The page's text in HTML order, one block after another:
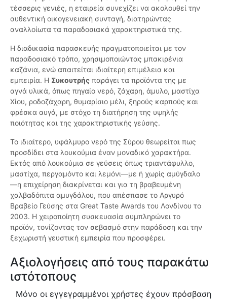
τέσσερις γενιές, η εταιρεία συνεχίζει να ακολουθεί την
αυθεντική οικογενειακή συνταγή, διατηρώντας
αναλλοίωτα τα παραδοσιακά χαρακτηριστικά της.
Η διαδικασία παρασκευής πραγματοποιείται με τον
παραδοσιακό τρόπο, χρησιμοποιώντας μπακιρένια
καζάνια, ενώ απαιτείται ιδιαίτερη επιμέλεια και
εμπειρία. Η Συκουτρής παράγει τα προϊόντα της με
αγνά υλικά, όπως πηγαίο νερό, ζάχαρη, άμυλο, μαστίχα
Χίου, ροδοζάχαρη, θυμαρίσιο μέλι, ξηρούς καρπούς και
φρέσκα αυγά, με στόχο τη διατήρηση της υψηλής
ποιότητας και της χαρακτηριστικής γεύσης.
Το ιδιαίτερο, υφάλμυρο νερό της Σύρου θεωρείται πως
προσδίδει στα λουκούμια έναν μοναδικό χαρακτήρα.
Εκτός από λουκούμια σε γεύσεις όπως τριαντάφυλλο,
μαστίχα, περγαμόντο και λεμόνι—με ή χωρίς αμύγδαλο
—η επιχείρηση διακρίνεται και για τη βραβευμένη
χαλβαδόπιτα αμυγδάλου, που απέσπασε το Αργυρό
Βραβείο Γεύσης στα Great Taste Awards του Λονδίνου το
2003. Η χειροποίητη συσκευασία συμπληρώνει το
προϊόν, τονίζοντας τον σεβασμό στην παράδοση και την
ξεχωριστή γευστική εμπειρία που προσφέρει.
Αξιολογήσεις από τους παρακάτω
ιστότοπους
Μόνο οι εγγεγραμμένοι χρήστες έχουν πρόσβαση